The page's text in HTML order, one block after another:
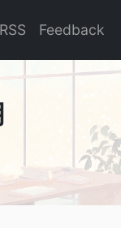
RSS Feedback